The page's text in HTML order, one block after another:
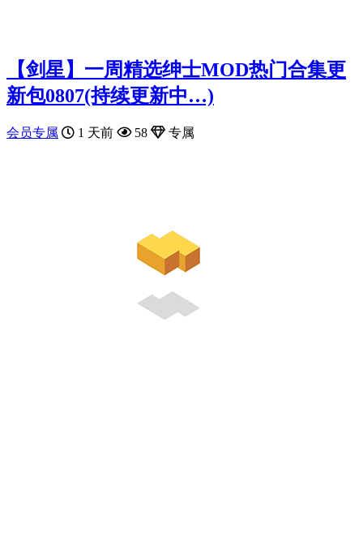
【剑星】一周精选绅士MOD热门合集更
新包0807(持续更新中…)
会员专属 1 天前 58 专属